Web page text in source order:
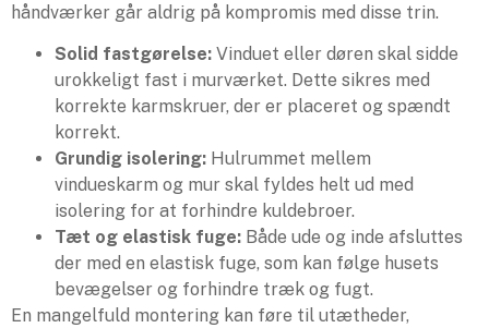
håndværker går aldrig på kompromis med disse trin.
Solid fastgørelse: Vinduet eller døren skal sidde
urokkeligt fast i murværket. Dette sikres med
korrekte karmskruer, der er placeret og spændt
korrekt.
Grundig isolering: Hulrummet mellem
vindueskarm og mur skal fyldes helt ud med
isolering for at forhindre kuldebroer.
Tæt og elastisk fuge: Både ude og inde afsluttes
der med en elastisk fuge, som kan følge husets
bevægelser og forhindre træk og fugt.
En mangelfuld montering kan føre til utætheder,